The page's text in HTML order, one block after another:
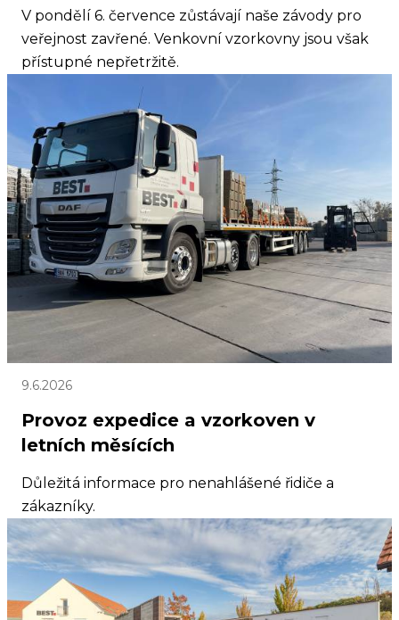
V pondělí 6. července zůstávají naše závody pro
veřejnost zavřené. Venkovní vzorkovny jsou však
přístupné nepřetržitě.
9.6.2026
Provoz expedice a vzorkoven v
letních měsících
Důležitá informace pro nenahlášené řidiče a
zákazníky.